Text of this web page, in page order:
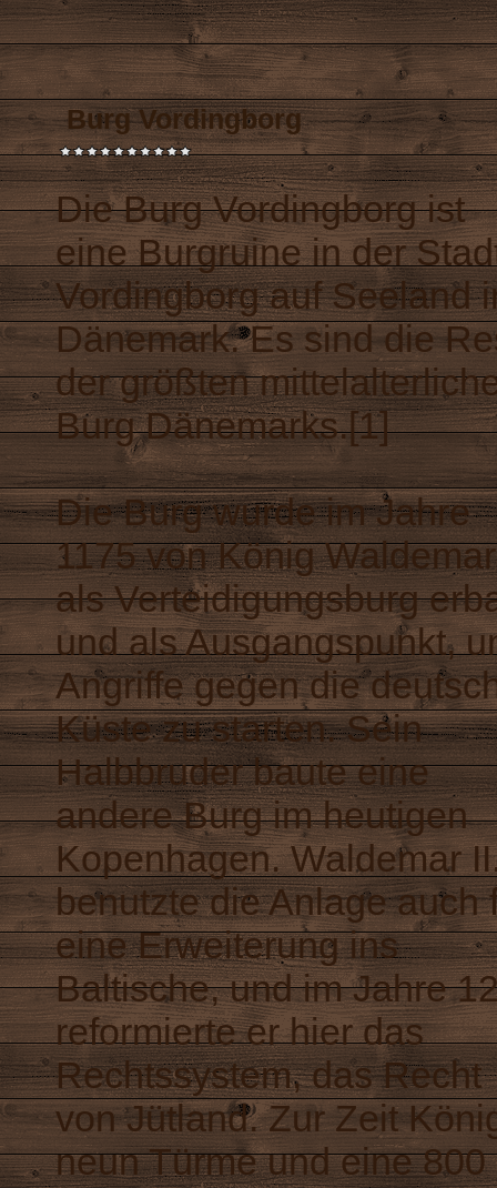
Burg Vordingborg
Die Burg Vordingborg ist
eine Burgruine in der
Vordingborg auf Seeland
Dänemark. Es sind die
der größten
Burg Dänemarks.[1]
Die Burg wurde im Jahre
1175 von König
als Verteidigungsburg
und als Ausgangspunkt,
Angriffe gegen die
Küste zu starten. Sein
Halbbruder baute eine
andere Burg im heutigen
Kopenhagen. Waldemar
benutzte die Anlage auch
eine Erweiterung ins
Baltische, und im Jahre
reformierte er hier das
Rechtssystem, das Recht
von Jütland. Zur Zeit
neun Türme und eine